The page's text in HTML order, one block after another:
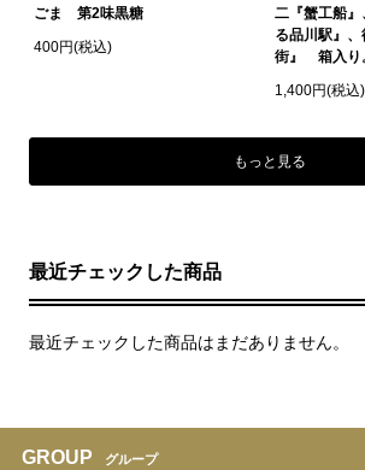
ごま 第2味黒糖
400円(税込)
二『蟹工船
る品川駅』
街』 箱入り
1,400円(税込)
もっと見る
最近チェックした商品
最近チェックした商品はまだありません。
GROUP グループ